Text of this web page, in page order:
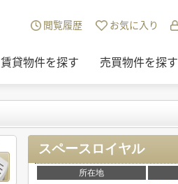
閲覧履歴 お気に入り
賃貸物件を探す 売買物件を探す
スペースロイヤル
所在地